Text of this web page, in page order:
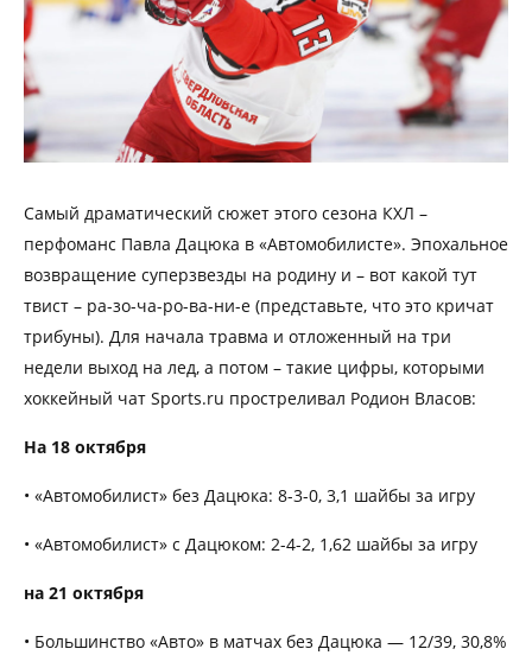
Самый драматический сюжет этого сезона КХЛ –
перфоманс Павла Дацюка в «Автомобилисте». Эпохальное
возвращение суперзвезды на родину и – вот какой тут
твист – ра-зо-ча-ро-ва-ни-е (представьте, что это кричат
трибуны). Для начала травма и отложенный на три
недели выход на лед, а потом – такие цифры, которыми
хоккейный чат Sports.ru простреливал Родион Власов:
На 18 октября
• «Автомобилист» без Дацюка: 8-3-0, 3,1 шайбы за игру
• «Автомобилист» с Дацюком: 2-4-2, 1,62 шайбы за игру
на 21 октября
• Большинство «Авто» в матчах без Дацюка — 12/39, 30,8%